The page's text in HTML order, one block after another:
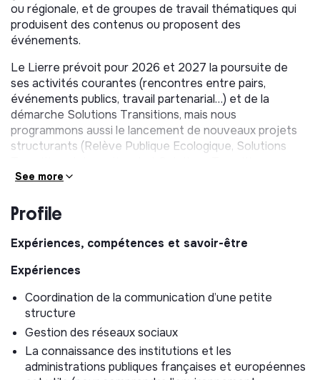
ou régionale, et de groupes de travail thématiques qui
produisent des contenus ou proposent des
événements.
Le Lierre prévoit pour 2026 et 2027 la poursuite de
ses activités courantes (rencontres entre pairs,
événements publics, travail partenarial…) et de la
démarche Solutions Transitions, mais nous
programmons aussi le lancement de nouveaux projets
structurants (Relève Publique Ecologique, Solutions
Métiers).
Dans ce cadre, nous recrutons une personne en charge
de sa communication et de la coordination de ses
évènements.
Missions principales :
Stratégie de communication & communication
évènementielle
Actualisation de la stratégie de communication
interne et externe du Lierre
Responsable de la rédaction et de la coordination
See more
Profile
Expériences, compétences et savoir-être
Expériences
Coordination de la communication d’une petite
structure
Gestion des réseaux sociaux
La connaissance des institutions et les
administrations publiques françaises et européennes